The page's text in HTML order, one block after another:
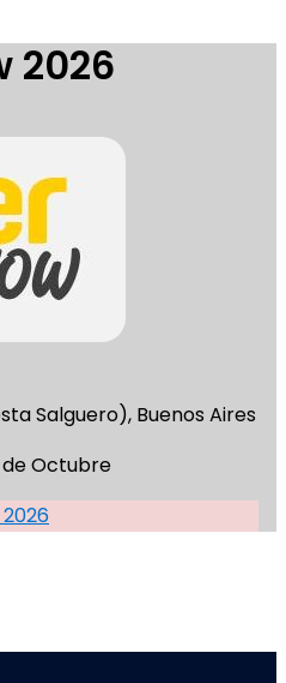
2026
Salguero), Buenos Aires
de Octubre